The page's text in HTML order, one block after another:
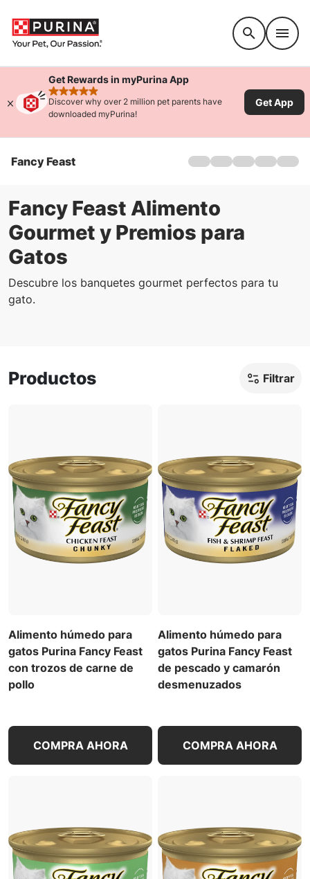
Get Rewards in myPurina App
rated 4.9 stars
Discover why over 2 million pet parents have
downloaded myPurina!
Get App
Fancy Feast
Hogar
Sobre nosotros
Dónde comprar
FAQs
Fancy Feast Alimento
Gourmet y Premios para
Gatos
Descubre los banquetes gourmet perfectos para tu
gato.
Productos Filtrar
Alimento húmedo para
gatos Purina Fancy Feast
con trozos de carne de
pollo
COMPRA AHORA
Alimento húmedo para
gatos Purina Fancy Feast
de pescado y camarón
desmenuzados
COMPRA AHORA